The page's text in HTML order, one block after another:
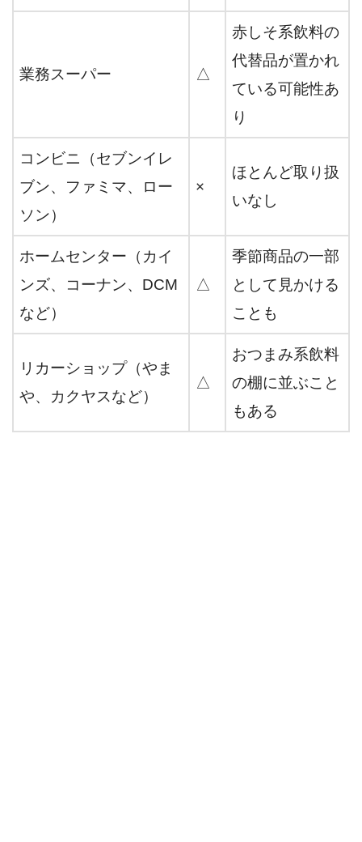
業務スーパー △
赤しそ系飲料の
代替品が置かれ
ている可能性あ
り
コンビニ（セブンイレ
ブン、ファミマ、ロー
ソン）
×
ほとんど取り扱
いなし
ホームセンター（カイ
ンズ、コーナン、DCM
など）
△
季節商品の一部
として見かける
ことも
リカーショップ（やま
や、カクヤスなど）
△
おつまみ系飲料
の棚に並ぶこと
もある